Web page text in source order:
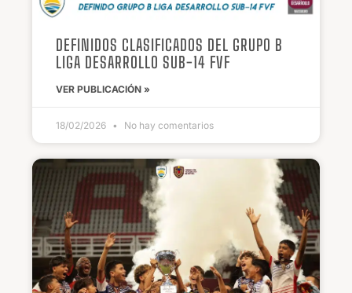
DEFINIDOS CLASIFICADOS DEL GRUPO B
LIGA DESARROLLO SUB-14 FVF
VER PUBLICACIÓN »
18/02/2026 No hay comentarios